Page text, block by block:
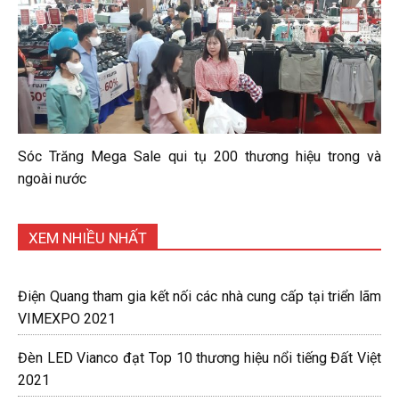
Sóc Trăng Mega Sale qui tụ 200 thương hiệu trong và
ngoài nước
XEM NHIỀU NHẤT
Điện Quang tham gia kết nối các nhà cung cấp tại triển lãm
VIMEXPO 2021
Đèn LED Vianco đạt Top 10 thương hiệu nổi tiếng Đất Việt
2021